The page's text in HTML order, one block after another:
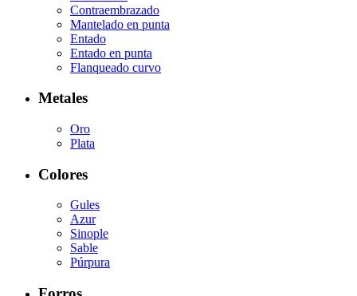
Contraembrazado
Mantelado en punta
Entado
Entado en punta
Flanqueado curvo
Metales
Oro
Plata
Colores
Gules
Azur
Sinople
Sable
Púrpura